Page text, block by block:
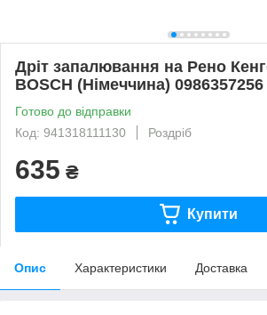
Дріт запалювання на Рено
BOSCH (Німеччина) 0986357256
Готово до відправки
Код: 941318111130
Роздріб
635 ₴
Купити
Опис Характеристики Доставка